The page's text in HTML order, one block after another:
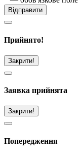
Відправити
Прийнято!
Закрити!
Заявка прийнята
Закрити!
Попередження